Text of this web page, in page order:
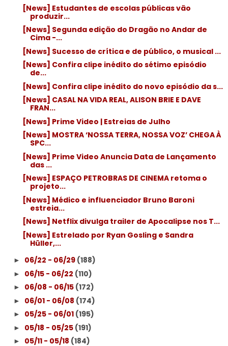
[News] Estudantes de escolas públicas vão
produzir...
[News] Segunda edição do Dragão no Andar de
Cima -...
[News] Sucesso de crítica e de público, o musical ...
[News] Confira clipe inédito do sétimo episódio
de...
[News] Confira clipe inédito do novo episódio da s...
[News] CASAL NA VIDA REAL, ALISON BRIE E DAVE
FRAN...
[News] Prime Video | Estreias de Julho
[News] MOSTRA ‘NOSSA TERRA, NOSSA VOZ’ CHEGA À
SPC...
[News] Prime Video Anuncia Data de Lançamento
das ...
[News] ESPAÇO PETROBRAS DE CINEMA retoma o
projeto...
[News] Médico e influenciador Bruno Baroni
estreia...
[News] Netflix divulga trailer de Apocalipse nos T...
[News] Estrelado por Ryan Gosling e Sandra
Hüller,...
► 06/22 - 06/29 (188)
► 06/15 - 06/22 (110)
► 06/08 - 06/15 (172)
► 06/01 - 06/08 (174)
► 05/25 - 06/01 (195)
► 05/18 - 05/25 (191)
► 05/11 - 05/18 (184)